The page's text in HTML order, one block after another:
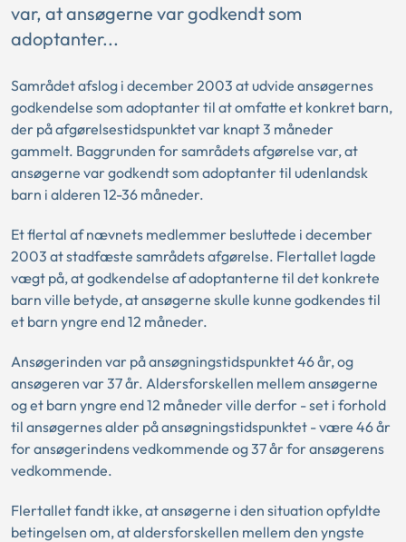
var, at ansøgerne var godkendt som
adoptanter...
Samrådet afslog i december 2003 at udvide ansøgernes
godkendelse som adoptanter til at omfatte et konkret barn,
der på afgørelsestidspunktet var knapt 3 måneder
gammelt. Baggrunden for samrådets afgørelse var, at
ansøgerne var godkendt som adoptanter til udenlandsk
barn i alderen 12-36 måneder.
Et flertal af nævnets medlemmer besluttede i december
2003 at stadfæste samrådets afgørelse. Flertallet lagde
vægt på, at godkendelse af adoptanterne til det konkrete
barn ville betyde, at ansøgerne skulle kunne godkendes til
et barn yngre end 12 måneder.
Ansøgerinden var på ansøgningstidspunktet 46 år, og
ansøgeren var 37 år. Aldersforskellen mellem ansøgerne
og et barn yngre end 12 måneder ville derfor - set i forhold
til ansøgernes alder på ansøgningstidspunktet - være 46 år
for ansøgerindens vedkommende og 37 år for ansøgerens
vedkommende.
Flertallet fandt ikke, at ansøgerne i den situation opfyldte
betingelsen om, at aldersforskellen mellem den yngste